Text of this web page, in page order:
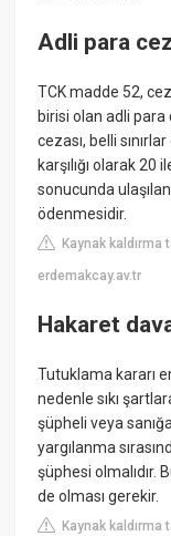
Adli para
TCK madde 52,
birisi olan adli para
cezası, belli
karşılığı olarak 20
sonucunda
ödenmesidir.
Kaynak kaldırma
erdemakcay.av.tr
Hakaret
Tutuklama kararı
nedenle sıkı
şüpheli veya
yargılanma
şüphesi olmalıdır.
de olması gerekir.
Kaynak kaldırma